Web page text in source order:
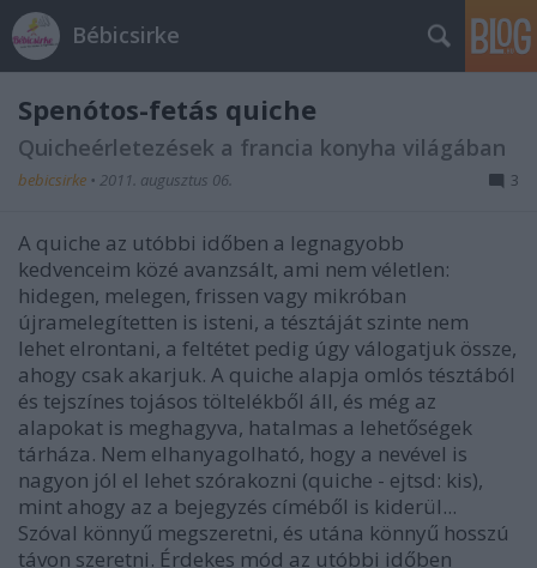
Bébicsirke
Spenótos-fetás quiche
Quicheérletezések a francia konyha világában
bebicsirke • 2011. augusztus 06. 3
A quiche az utóbbi időben a legnagyobb
kedvenceim közé avanzsált, ami nem véletlen:
hidegen, melegen, frissen vagy mikróban
újramelegítetten is isteni, a tésztáját szinte nem
lehet elrontani, a feltétet pedig úgy válogatjuk össze,
ahogy csak akarjuk. A quiche alapja omlós tésztából
és tejszínes tojásos töltelékből áll, és még az
alapokat is meghagyva, hatalmas a lehetőségek
tárháza. Nem elhanyagolható, hogy a nevével is
nagyon jól el lehet szórakozni (quiche - ejtsd: kis),
mint ahogy az a bejegyzés címéből is kiderül...
Szóval könnyű megszeretni, és utána könnyű hosszú
távon szeretni. Érdekes mód az utóbbi időben